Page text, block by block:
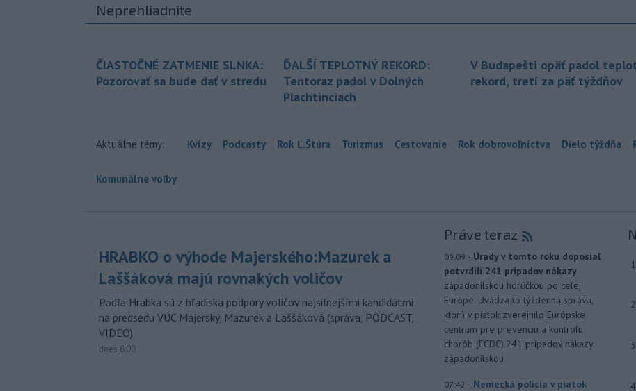
Neprehliadnite
ČIASTOČNÉ ZATMENIE SLNKA:
Pozorovať sa bude dať v stredu
ĎALŠÍ TEPLOTNÝ REKORD:
Tentoraz padol v Dolných
Plachtinciach
V Budapešti opäť padol
rekord, tretí za päť týždňov
Aktuálne témy: Kvízy Podcasty Rok Ľ.Štúra Turizmus Cestovanie Rok dobrovoľníctva Dielo týždňa
Komunálne voľby
HRABKO o výhode Majerského:Mazurek a
Laššáková majú rovnakých voličov
Podľa Hrabka sú z hľadiska podpory voličov najsilnejšími kandidátmi
na predsedu VÚC Majerský, Mazurek a Laššáková (správa, PODCAST,
VIDEO)
dnes 6:00
Práve teraz
09:09 - Úrady v tomto roku doposiaľ
potvrdili 241 prípadov nákazy
západonílskou horúčkou po celej
Európe. Uvádza to týždenná správa,
ktorú v piatok zverejnilo Európske
centrum pre prevenciu a kontrolu
chorôb (ECDC).241 prípadov nákazy
západonílskou
07:42 - Nemecká polícia v piatok
1
2
3
4